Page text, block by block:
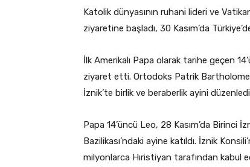
Katolik dünyasının ruhani lideri ve
ziyaretine başladı, 30 Kasım’da
İlk Amerikalı Papa olarak tarihe geçen
ziyaret etti. Ortodoks Patrik
İznik’te birlik ve beraberlik ayini
Papa 14’üncü Leo, 28 Kasım’da Birinci
Bazilikası’ndaki ayine katıldı. İznik
milyonlarca Hıristiyan tarafından kabul